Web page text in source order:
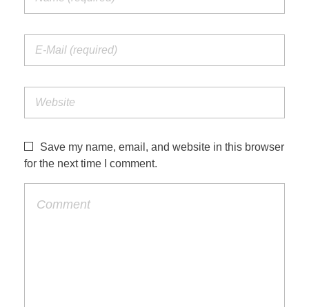
Save my name, email, and website in this browser
for the next time I comment.